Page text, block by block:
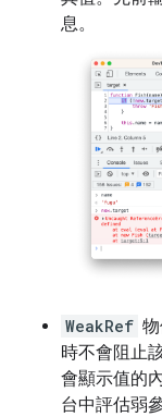
息。
WeakRef
時不會阻止
會顯示值的
台中評估弱